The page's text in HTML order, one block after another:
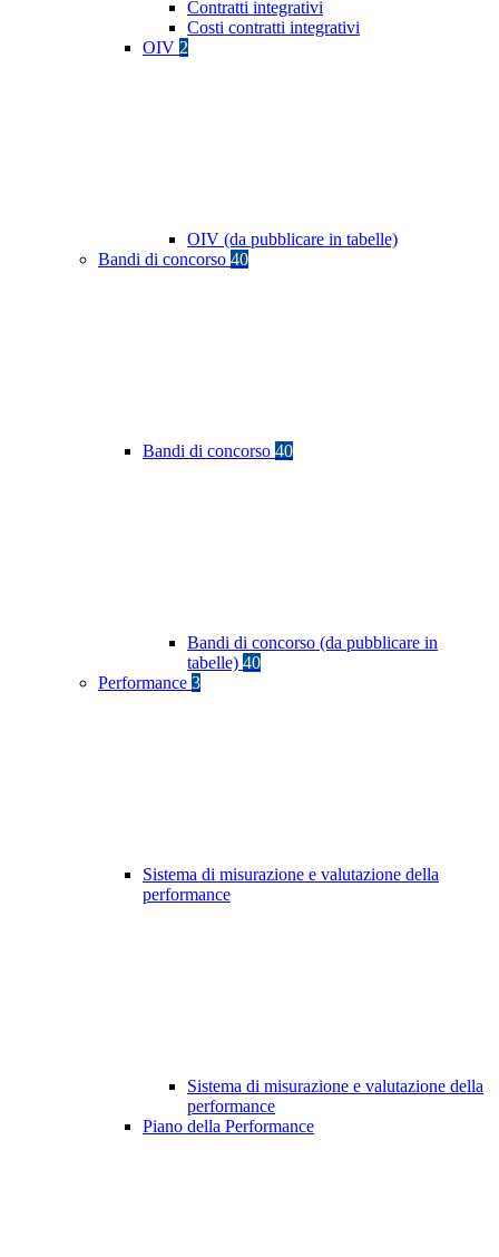
Contratti integrativi
Costi contratti integrativi
OIV 2
OIV (da pubblicare in tabelle)
Bandi di concorso 40
Bandi di concorso 40
Bandi di concorso (da pubblicare in
tabelle) 40
Performance 3
Sistema di misurazione e valutazione della
performance
Sistema di misurazione e valutazione della
performance
Piano della Performance